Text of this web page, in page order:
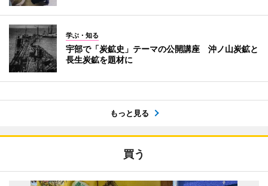
学ぶ・知る
宇部で「炭鉱史」テーマの公開講座 沖ノ山炭鉱と
長生炭鉱を題材に
もっと見る
買う